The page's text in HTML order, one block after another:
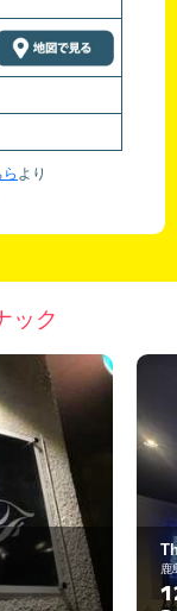
より
ック